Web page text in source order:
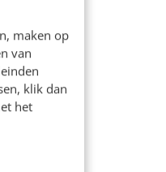
maken op
van
klik dan
het